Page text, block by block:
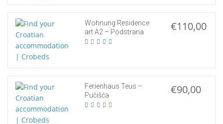
Wohnung Residence
art A2 – Podstrana
€110,00
Ferienhaus Teus –
Pučišća
€90,00